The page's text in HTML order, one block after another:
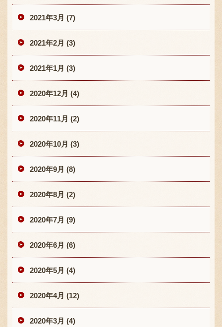
2021年3月 (7)
2021年2月 (3)
2021年1月 (3)
2020年12月 (4)
2020年11月 (2)
2020年10月 (3)
2020年9月 (8)
2020年8月 (2)
2020年7月 (9)
2020年6月 (6)
2020年5月 (4)
2020年4月 (12)
2020年3月 (4)